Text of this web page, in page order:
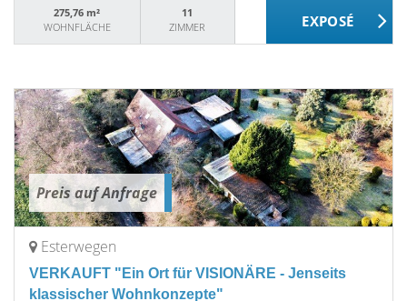
275,76 m²
WOHNFLÄCHE
11
ZIMMER
Preis auf Anfrage
Esterwegen
VERKAUFT "Ein Ort für VISIONÄRE - Jenseits
klassischer Wohnkonzepte"